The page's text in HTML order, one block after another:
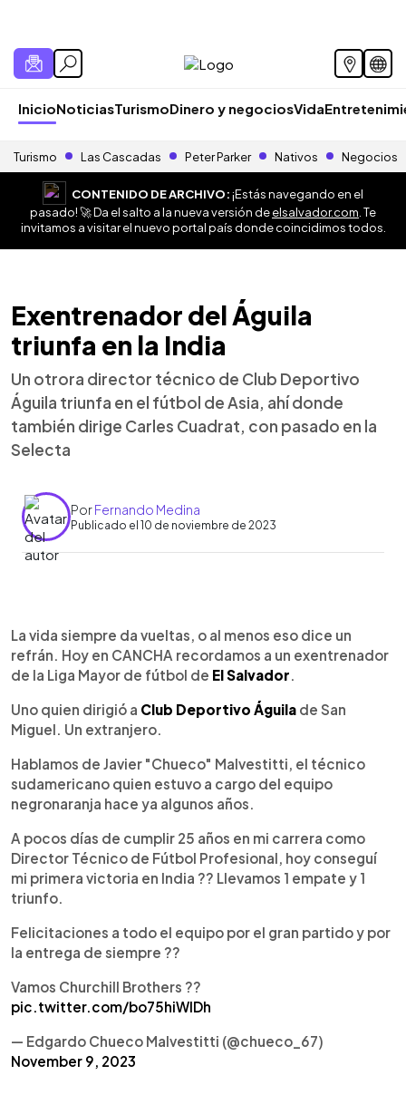
InicioNoticiasTurismoDinero y negociosVida
Turismo Las Cascadas Peter Parker Nativos Negocios
CONTENIDO DE ARCHIVO:¡Estás navegando en el
pasado! 🚀 Da el salto a la nueva versión deelsalvador.com . Te
invitamos a visitar el nuevo portal país donde coincidimos todos.
Exentrenador del Águila
triunfa en la India
Un otrora director técnico de Club Deportivo
Águila triunfa en el fútbol de Asia, ahí donde
también dirige Carles Cuadrat, con pasado en la
Selecta
PorFernando Medina
Publicado el 10 de noviembre de 2023
Escuchar artículo
La vida siempre da vueltas, o al menos eso dice un
refrán. Hoy en CANCHA recordamos a un exentrenador
de la Liga Mayor de fútbol de El Salvador.
Uno quien dirigió a Club Deportivo Águila de San
Miguel. Un extranjero.
Hablamos de Javier "Chueco" Malvestitti, el técnico
sudamericano quien estuvo a cargo del equipo
negronaranja hace ya algunos años.
A pocos días de cumplir 25 años en mi carrera como
Director Técnico de Fútbol Profesional, hoy conseguí
mi primera victoria en India ?? Llevamos 1 empate y 1
triunfo.
Felicitaciones a todo el equipo por el gran partido y por
la entrega de siempre ??
Vamos Churchill Brothers ??
pic.twitter.com/bo75hiWlDh
— Edgardo Chueco Malvestitti (@chueco_67)
November 9, 2023